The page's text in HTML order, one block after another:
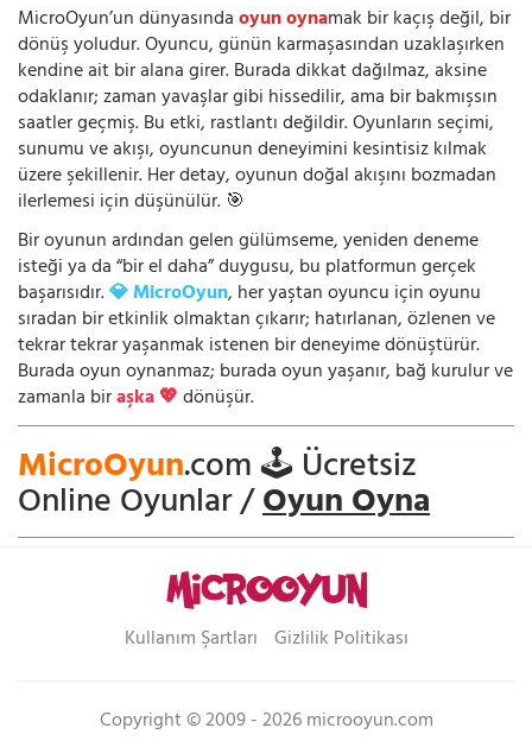
MicroOyun’un dünyasındaoyun oynamak bir kaçış değil, bir
dönüş yoludur. Oyuncu, günün karmaşasından uzaklaşırken
kendine ait bir alana girer. Burada dikkat dağılmaz, aksine
odaklanır; zaman yavaşlar gibi hissedilir, ama bir bakmışsın
saatler geçmiş. Bu etki, rastlantı değildir. Oyunların seçimi,
sunumu ve akışı, oyuncunun deneyimini kesintisiz kılmak
üzere şekillenir. Her detay, oyunun doğal akışını bozmadan
ilerlemesi için düşünülür. 🎯
Bir oyunun ardından gelen gülümseme, yeniden deneme
isteği ya da “bir el daha” duygusu, bu platformun gerçek
başarısıdır.💎 MicroOyun, her yaştan oyuncu için oyunu
sıradan bir etkinlik olmaktan çıkarır; hatırlanan, özlenen ve
tekrar tekrar yaşanmak istenen bir deneyime dönüştürür.
Burada oyun oynanmaz; burada oyun yaşanır, bağ kurulur ve
zamanla biraşka 💖dönüşür.
MicroOyun.com 🕹️ Ücretsiz
Online Oyunlar /Oyun Oyna
Kullanım Şartları Gizlilik Politikası
Copyright © 2009 - 2026 microoyun.com